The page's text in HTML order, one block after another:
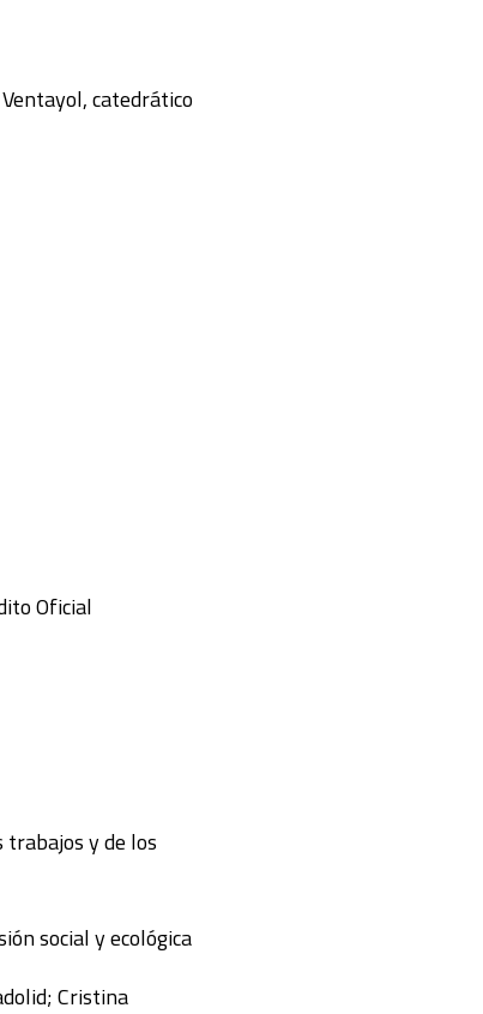
catedrático
Oficial
y de los
social y ecológica
Cristina